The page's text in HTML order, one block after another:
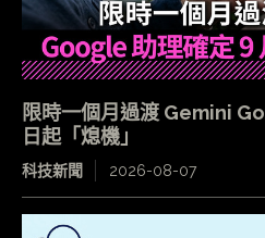
限時一個月過渡 Gemini
日起「熄機」
科技新聞 2026-08-07